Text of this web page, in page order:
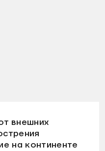
внешних
на континенте